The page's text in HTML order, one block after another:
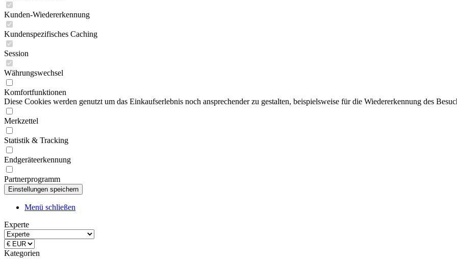
Kunden-Wiedererkennung
Kundenspezifisches Caching
Session
Währungswechsel
Komfortfunktionen
Diese Cookies werden genutzt um das Einkaufserlebnis noch ansprechender zu gestalten, beispielsweise für die Wiedererkennung des
Merkzettel
Statistik & Tracking
Endgeräteerkennung
Partnerprogramm
Menü schließen
Experte
Kategorien